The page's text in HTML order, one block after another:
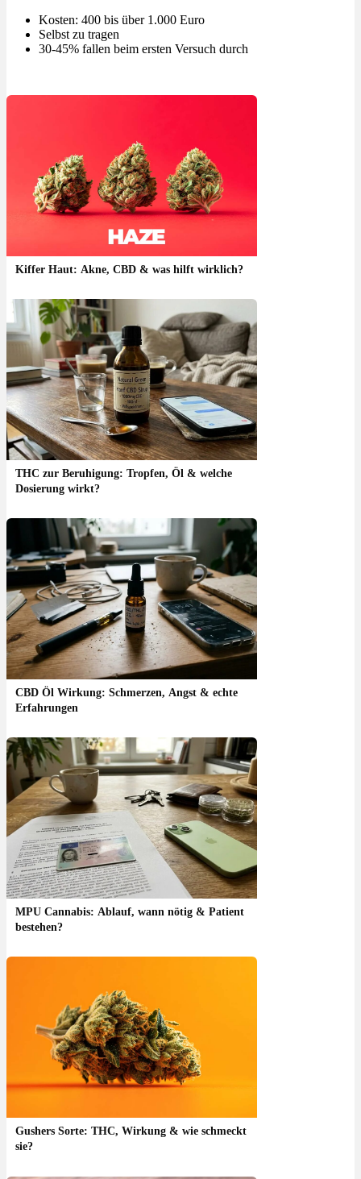
Kosten: 400 bis über 1.000 Euro
Selbst zu tragen
30-45% fallen beim ersten Versuch durch
Kiffer Haut: Akne, CBD & was hilft wirklich?
THC zur Beruhigung: Tropfen, Öl & welche
Dosierung wirkt?
CBD Öl Wirkung: Schmerzen, Angst & echte
Erfahrungen
MPU Cannabis: Ablauf, wann nötig & Patient
bestehen?
Gushers Sorte: THC, Wirkung & wie schmeckt
sie?